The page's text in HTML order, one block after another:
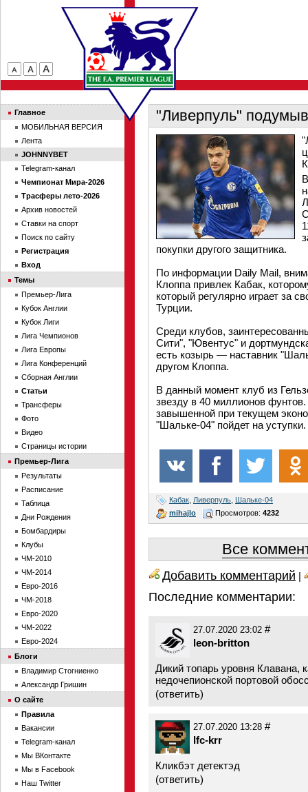
"Ливерпуль"
покупки другого защитника.
По информации Daily Mail,
Клоппа привлек Кабак,
который регулярно играет за
Турции.
Среди клубов,
Сити", "Ювентус" и
есть козырь — наставник
другом Клоппа.
В данный момент клуб из
звезду в 40 миллионов
завышенной при текущем
"Шальке-04" пойдет на уступки.
Кабак Ливерпуль Шальке-04
mihajlo
Просмотров: 4232
Все
Добавить комментарий |
Последние комментарии:
27.07.2020 23:02 #
leon-britton
Дикий топарь уровня Клавана,
недочепионской портовой
(ответить)
27.07.2020 13:28 #
lfc-krr
Кликбэт детектэд
(ответить)
Главное
МОБИЛЬНАЯ ВЕРСИЯ
Лента
JOHNNYBET
Telegram-канал
Чемпионат Мира-2026
Трасферы лето-2026
Архив новостей
Ставки на спорт
Поиск по сайту
Регистрация
Вход
Темы
Премьер-Лига
Кубок Англии
Кубок Лиги
Лига Чемпионов
Лига Европы
Лига Конференций
Сборная Англии
Статьи
Трансферы
Фото
Видео
Страницы истории
Премьер-Лига
Результаты
Расписание
Таблица
Дни Рождения
Бомбардиры
Клубы
ЧМ-2010
ЧМ-2014
Евро-2016
ЧМ-2018
Евро-2020
ЧМ-2022
Евро-2024
Блоги
Владимир Стогниенко
Александр Гришин
О сайте
Правила
Вакансии
Telegram-канал
Мы ВКонтакте
Мы в Facebook
Наш Twitter